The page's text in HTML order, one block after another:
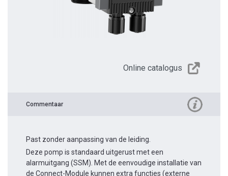
Online catalogus
Commentaar
Past zonder aanpassing van de leiding.
Deze pomp is standaard uitgerust met een
alarmuitgang (SSM). Met de eenvoudige installatie van
de Connect-Module kunnen extra functies (externe